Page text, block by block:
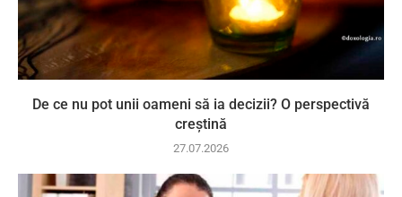
De ce nu pot unii oameni să ia decizii? O perspectivă
creștină
27.07.2026